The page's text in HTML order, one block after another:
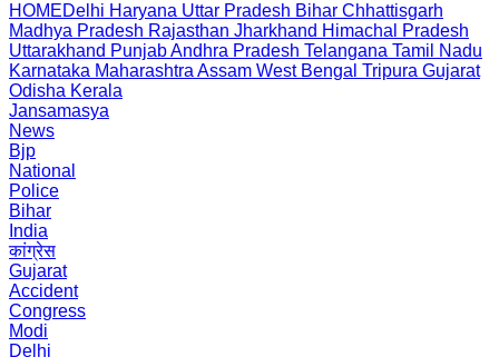
HOMEDelhi Haryana Uttar Pradesh Bihar Chhattisgarh
Madhya Pradesh Rajasthan Jharkhand Himachal Pradesh
Uttarakhand PunjabAndhra Pradesh Telangana Tamil Nadu
Karnataka Maharashtra Assam West Bengal Tripura Gujarat
Odisha Kerala
Jansamasya
News
Bjp
National
Police
Bihar
India
कांग्रेस
Gujarat
Accident
Congress
Modi
Delhi